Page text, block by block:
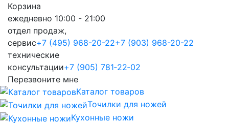
Корзина
ежедневно 10:00 - 21:00
отдел продаж,
сервис+7 (495) 968-20-22+7 (903) 968-20-22
технические
консультации+7 (905) 781‑22‑02
Перезвоните мне
Каталог товаров
Точилки для ножей
Кухонные ножи